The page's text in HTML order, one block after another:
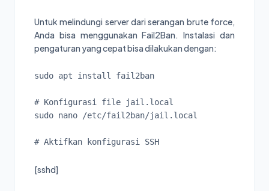
Untuk melindungi server dari serangan brute force,
Anda bisa menggunakan Fail2Ban. Instalasi dan
pengaturan yang cepat bisa dilakukan dengan:
sudo apt install fail2ban
# Konfigurasi file jail.local
sudo nano /etc/fail2ban/jail.local
# Aktifkan konfigurasi SSH
[sshd]